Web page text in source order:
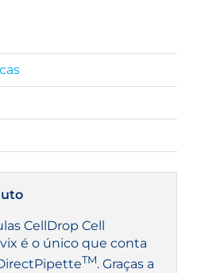
CellDrop Cell
é o único que conta
TM. Graças a